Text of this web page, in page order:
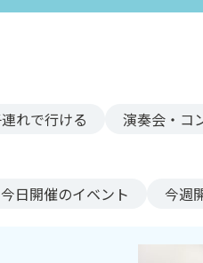
れで行ける 演奏会・コ
今日開催のイベント 今週